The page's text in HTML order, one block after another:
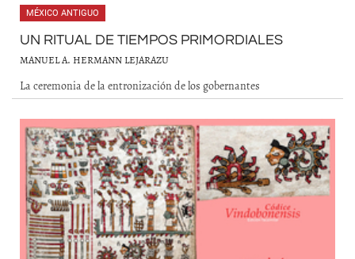
MÉXICO ANTIGUO
UN RITUAL DE TIEMPOS PRIMORDIALES
MANUEL A. HERMANN LEJARAZU
La ceremonia de la entronización de los gobernantes